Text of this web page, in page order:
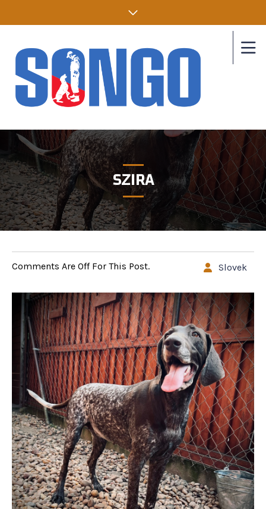
SZIRA
Slovek
Comments Are Off For This Post.